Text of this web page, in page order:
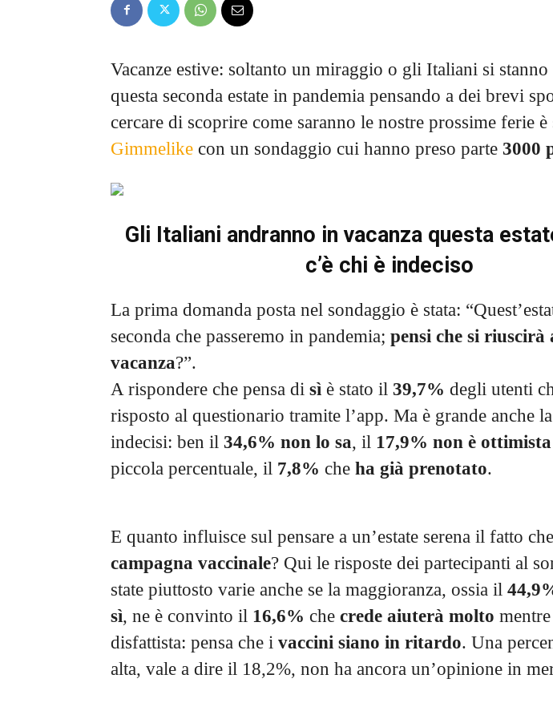
Vacanze estive: soltanto un miraggio o gli Italiani si stanno
questa seconda estate in pandemia pensando a dei brevi
cercare di scoprire come saranno le nostre prossime ferie è
Gimmelike con un sondaggio cui hanno preso parte 3000
Gli Italiani andranno in vacanza questa
c’è chi è indeciso
La prima domanda posta nel sondaggio è stata:
seconda che passeremo in pandemia; pensi che si riuscirà
vacanza?”.
A rispondere che pensa di sì è stato il 39,7% degli utenti
risposto al questionario tramite l’app. Ma è grande anche
indecisi: ben il 34,6% non lo sa, il 17,9% non è ottimista
piccola percentuale, il 7,8% che ha già prenotato.
E quanto influisce sul pensare a un’estate serena il fatto
campagna vaccinale? Qui le risposte dei partecipanti al
state piuttosto varie anche se la maggioranza, ossia il
sì, ne è convinto il 16,6% che crede aiuterà molto
disfattista: pensa che i vaccini siano in ritardo. Una
alta, vale a dire il 18,2%, non ha ancora un’opinione in